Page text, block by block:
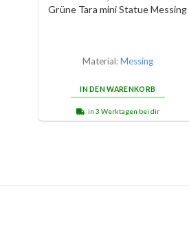
Grüne Tara mini Statue Messing
Material:Messing
IN DEN WARENKORB
in 3 Werktagen bei dir